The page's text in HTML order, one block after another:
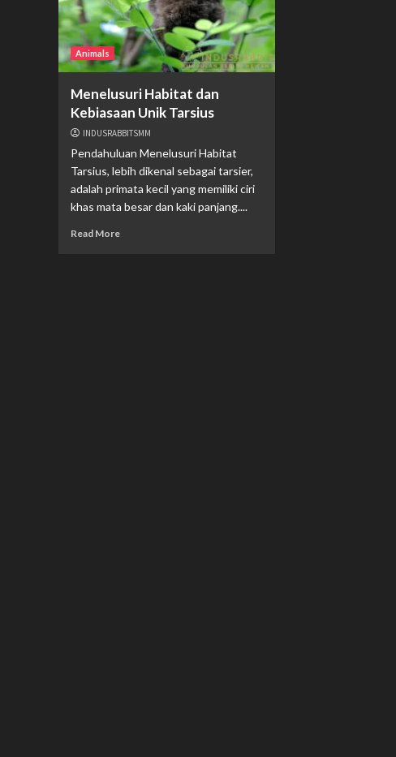
Animals
Menelusuri Habitat dan
Kebiasaan Unik Tarsius
INDUSRABBITSMM
Pendahuluan Menelusuri Habitat
Tarsius, lebih dikenal sebagai tarsier,
adalah primata kecil yang memiliki ciri
khas mata besar dan kaki panjang....
Read More